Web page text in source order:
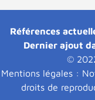
Références
Dernier ajout
©
Mentions légales :
droits de